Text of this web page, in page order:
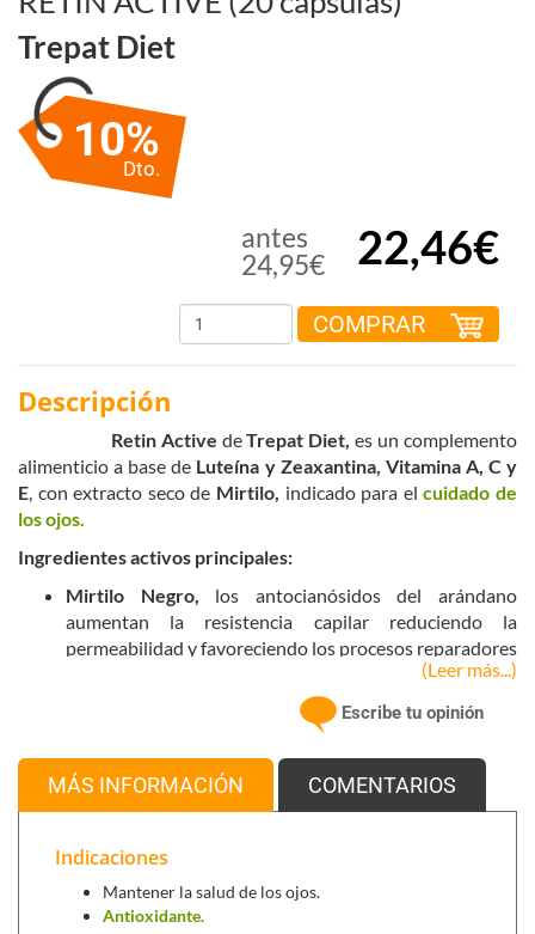
Trepat Diet
10%
Dto.
antes
24,95€
22,46€
COMPRAR
Descripción
Retin Active deTrepat Diet,es un complemento
alimenticio a base de Luteína y Zeaxantina, Vitamina A, C y
E, con extracto seco de Mirtilo, indicado para elcuidado de
los ojos.
Ingredientes activos principales:
Mirtilo Negro, los antocianósidos del arándano
aumentan la resistencia capilar reduciendo la
permeabilidad y favoreciendo los procesos reparadores
es un fuerte antioxidante que funciona como
filtro que protege los ojos. Así, este carotenoide parece
que desarrolla una función preventiva esencial contra
la degeneración macular, la causa principal de ceguera
progresiva en la vejez.
Zeaxantina,protege el ojo mediante la absorción de la
luz azul dañina y reduce el deslumbramiento. La luz azul
puede causar estrés oxidativo dañino en los ojos.
(Leer más...)
Escribe tu opinión
MÁS INFORMACIÓN COMENTARIOS
Indicaciones
Mantener la salud de los ojos.
Antioxidante.